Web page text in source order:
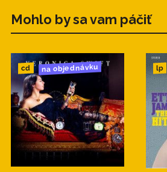
Mohlo by sa vam páčiť
cd na objednávku lp